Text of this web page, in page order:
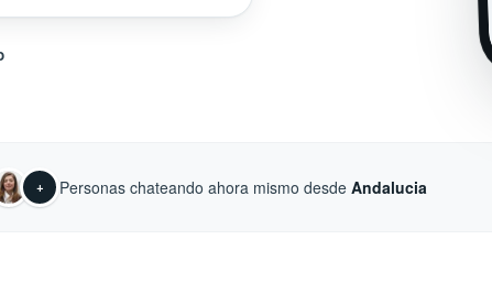
+ Personas chateando ahora mismo desdeAndalucia